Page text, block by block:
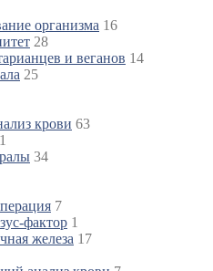
организма 16
28
и веганов 14
25
крови 63
34
7
фактор 1
железа 17